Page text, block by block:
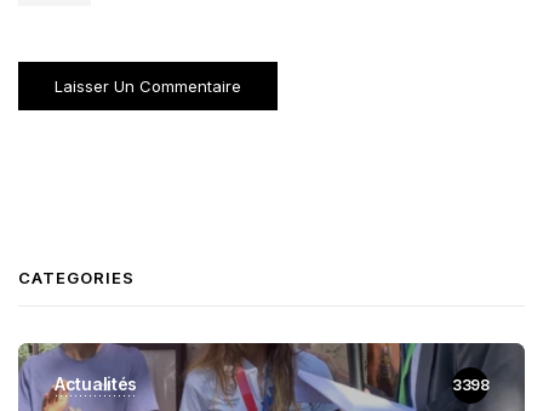
CATEGORIES
Actualités 3398